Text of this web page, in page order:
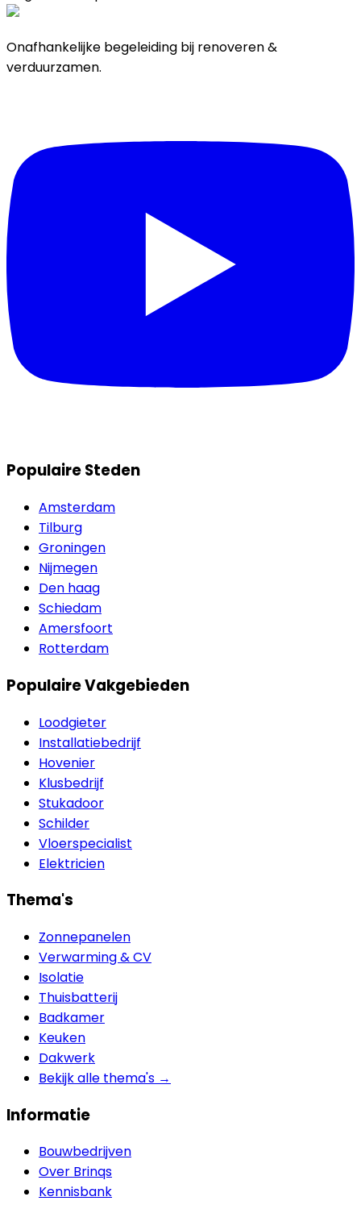
Onafhankelijke begeleiding bij renoveren &
verduurzamen.
Populaire Steden
Amsterdam
Tilburg
Groningen
Nijmegen
Den haag
Schiedam
Amersfoort
Rotterdam
Populaire Vakgebieden
Loodgieter
Installatiebedrijf
Hovenier
Klusbedrijf
Stukadoor
Schilder
Vloerspecialist
Elektricien
Thema's
Zonnepanelen
Verwarming & CV
Isolatie
Thuisbatterij
Badkamer
Keuken
Dakwerk
Bekijk alle thema's →
Informatie
Bouwbedrijven
Over Brinqs
Kennisbank